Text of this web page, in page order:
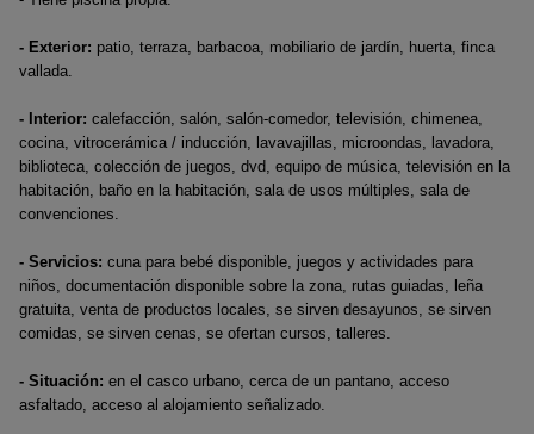
- Exterior: patio, terraza, barbacoa, mobiliario de jardín, huerta, finca
vallada.
- Interior: calefacción, salón, salón-comedor, televisión, chimenea,
cocina, vitrocerámica / inducción, lavavajillas, microondas, lavadora,
biblioteca, colección de juegos, dvd, equipo de música, televisión en la
habitación, baño en la habitación, sala de usos múltiples, sala de
convenciones.
- Servicios: cuna para bebé disponible, juegos y actividades para
niños, documentación disponible sobre la zona, rutas guiadas, leña
gratuita, venta de productos locales, se sirven desayunos, se sirven
comidas, se sirven cenas, se ofertan cursos, talleres.
- Situación: en el casco urbano, cerca de un pantano, acceso
asfaltado, acceso al alojamiento señalizado.